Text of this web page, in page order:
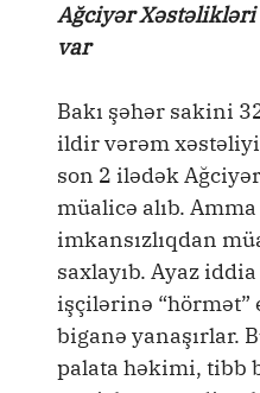
Ağciyər
var
Bakı şəhər sakini
ildir vərəm
son 2 ilədək
müalicə alıb.
imkansızlıqdan
saxlayıb. Ayaz
işçilərinə “hörmət”
biganə yanaşırlar.
palata həkimi, tibb